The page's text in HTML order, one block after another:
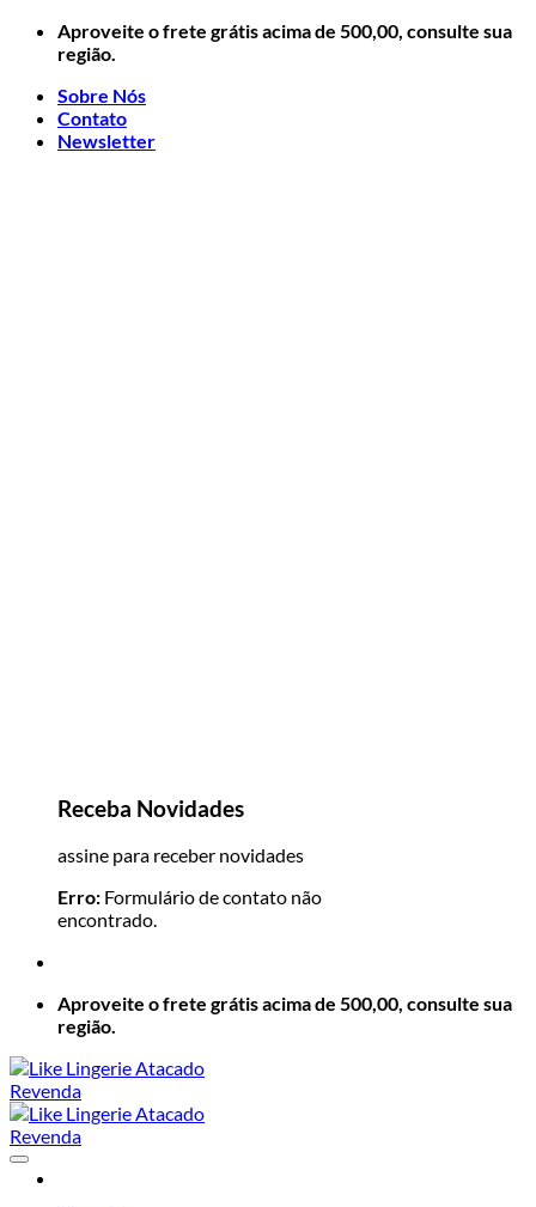
Skip
Aproveite o frete grátis acima de 500,00, consulte sua
região.
Sobre Nós
Contato
Newsletter
Receba Novidades
assine para receber novidades
Erro: Formulário de contato não
encontrado.
Aproveite o frete grátis acima de 500,00, consulte sua
região.